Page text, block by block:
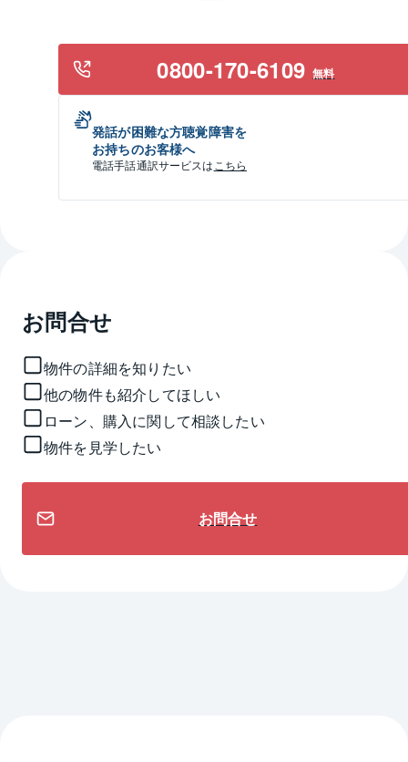
0800-170-6109 無料
発話が困難な方聴覚障害を
お持ちのお客様へ
電話手話通訳サービスは こちら
お問合せ
物件の詳細を知りたい
他の物件も紹介してほしい
ローン、購入に関して相談したい
物件を見学したい
お問合せ